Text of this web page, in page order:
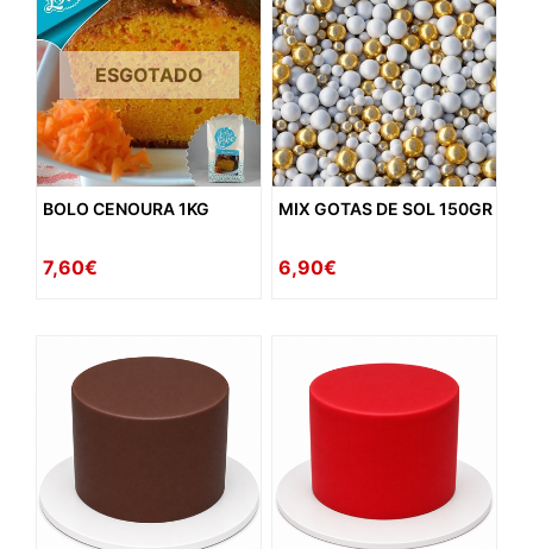
ESGOTADO
BOLO CENOURA 1KG
7,60€
MIX GOTAS DE SOL 150GR
6,90€